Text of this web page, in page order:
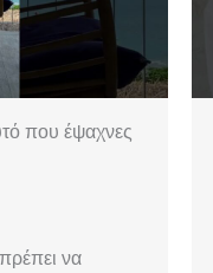
που έψαχνες
να